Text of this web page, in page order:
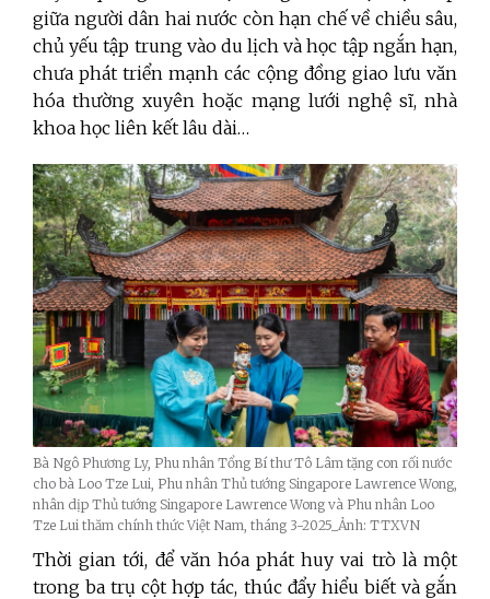
giữa người dân hai nước còn hạn chế về chiều sâu,
chủ yếu tập trung vào du lịch và học tập ngắn hạn,
chưa phát triển mạnh các cộng đồng giao lưu văn
hóa thường xuyên hoặc mạng lưới nghệ sĩ, nhà
khoa học liên kết lâu dài…
Bà Ngô Phương Ly, Phu nhân Tổng Bí thư Tô Lâm tặng con rối nước
cho bà Loo Tze Lui, Phu nhân Thủ tướng Singapore Lawrence Wong,
nhân dịp Thủ tướng Singapore Lawrence Wong và Phu nhân Loo
Tze Lui thăm chính thức Việt Nam, tháng 3-2025_Ảnh: TTXVN
Thời gian tới, để văn hóa phát huy vai trò là một
trong ba trụ cột hợp tác, thúc đẩy hiểu biết và gắn